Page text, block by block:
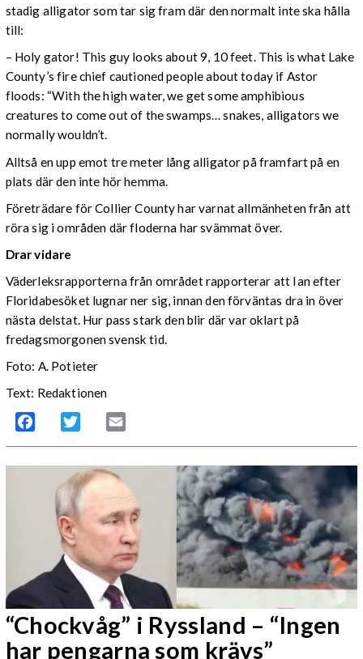
stadig alligator som tar sig fram där den normalt inte ska hålla
till:
– Holy gator! This guy looks about 9, 10 feet. This is what Lake
County’s fire chief cautioned people about today if Astor
floods: “With the high water, we get some amphibious
creatures to come out of the swamps… snakes, alligators we
normally wouldn’t.
Alltså en upp emot tre meter lång alligator på framfart på en
plats där den inte hör hemma.
Företrädare för Collier County har varnat allmänheten från att
röra sig i områden där floderna har svämmat över.
Drar vidare
Väderleksrapporterna från området rapporterar att Ian efter
Floridabesöket lugnar ner sig, innan den förväntas dra in över
nästa delstat. Hur pass stark den blir där var oklart på
fredagsmorgonen svensk tid.
Foto: A. Potieter
Text: Redaktionen
Facebook Twitter
“Chockvåg” i Ryssland – “Ingen
har pengarna som krävs”